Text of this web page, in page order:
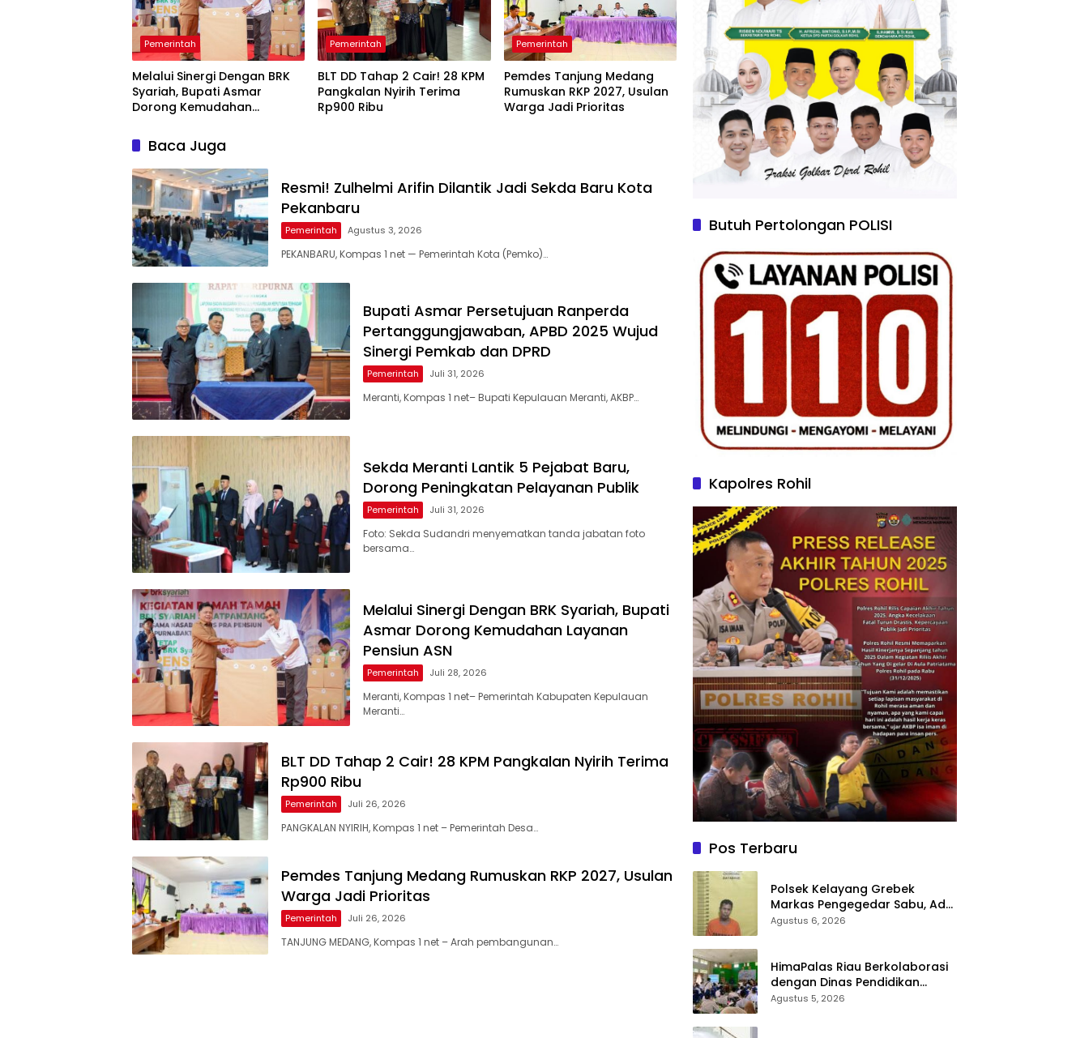
Pemerintah
Melalui Sinergi Dengan BRK
Syariah, Bupati Asmar
Dorong Kemudahan
Pemerintah
BLT DD Tahap 2 Cair! 28 KPM
Pangkalan Nyirih Terima
Rp900 Ribu
Pemerintah
Pemdes Tanjung Medang
Rumuskan RKP 2027, Usulan
Warga Jadi Prioritas
Baca Juga
Resmi! Zulhelmi Arifin Dilantik Jadi Sekda Baru Kota
Pekanbaru
Pemerintah Agustus 3, 2026
PEKANBARU, Kompas 1 net — Pemerintah Kota (Pemko)…
Bupati Asmar Persetujuan Ranperda
Pertanggungjawaban, APBD 2025 Wujud
Sinergi Pemkab dan DPRD
Pemerintah Juli 31, 2026
Meranti, Kompas 1 net– Bupati Kepulauan Meranti, AKBP…
Sekda Meranti Lantik 5 Pejabat Baru,
Dorong Peningkatan Pelayanan Publik
Pemerintah Juli 31, 2026
Foto: Sekda Sudandri menyematkan tanda jabatan foto
bersama…
Melalui Sinergi Dengan BRK Syariah, Bupati
Asmar Dorong Kemudahan Layanan
Pensiun ASN
Pemerintah Juli 28, 2026
Meranti, Kompas 1 net– Pemerintah Kabupaten Kepulauan
Meranti…
BLT DD Tahap 2 Cair! 28 KPM Pangkalan Nyirih Terima
Rp900 Ribu
Pemerintah Juli 26, 2026
PANGKALAN NYIRIH, Kompas 1 net – Pemerintah Desa…
Pemdes Tanjung Medang Rumuskan RKP 2027, Usulan
Warga Jadi Prioritas
Pemerintah Juli 26, 2026
TANJUNG MEDANG, Kompas 1 net – Arah pembangunan…
Butuh Pertolongan POLISI
Kapolres Rohil
Pos Terbaru
Polsek Kelayang Grebek
Markas Pengegedar Sabu, Ada
Lubang Tanah Untuk
Agustus 6, 2026
HimaPalas Riau Berkolaborasi
dengan Dinas Pendidikan
Padang Lawas Gelar Pelatihan
Agustus 5, 2026